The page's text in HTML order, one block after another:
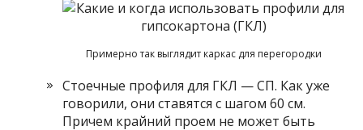
Примерно так выглядит каркас для перегородки
Стоечные профиля для ГКЛ — СП. Как уже
говорили, они ставятся с шагом 60 см.
Причем крайний проем не может быть